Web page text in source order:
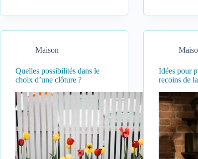
Maison
Quelles possibilités dans le
choix d’une clôture ?
Idées pour
recoins de